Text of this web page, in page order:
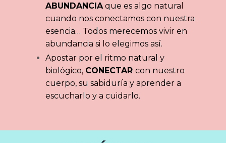
ABUNDANCIAque es algo natural
cuando nos conectamos con nuestra
esencia… Todos merecemos vivir en
abundancia si lo elegimos así.
Apostar por el ritmo natural y
biológico, CONECTAR con nuestro
cuerpo, su sabiduría y aprender a
escucharlo y a cuidarlo.